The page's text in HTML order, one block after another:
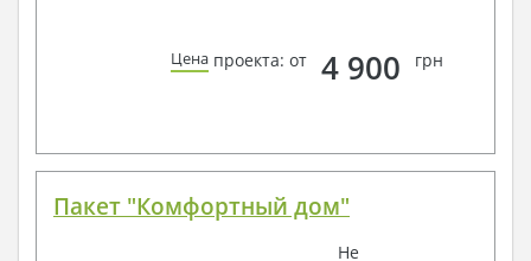
Цена проекта: от 4 900 грн
Пакет "Комфортный дом"
Не